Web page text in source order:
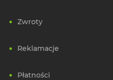
Zwroty
Reklamacje
Płatności